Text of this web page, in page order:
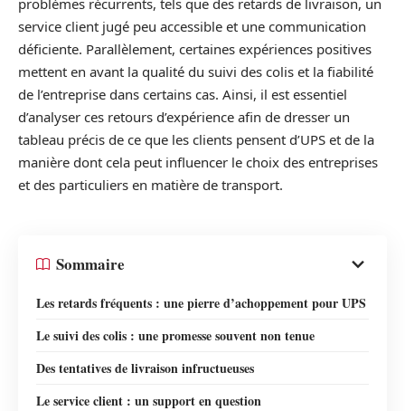
problèmes récurrents, tels que des retards de livraison, un
service client jugé peu accessible et une communication
déficiente. Parallèlement, certaines expériences positives
mettent en avant la qualité du suivi des colis et la fiabilité
de l’entreprise dans certains cas. Ainsi, il est essentiel
d’analyser ces retours d’expérience afin de dresser un
tableau précis de ce que les clients pensent d’UPS et de la
manière dont cela peut influencer le choix des entreprises
et des particuliers en matière de transport.
Sommaire
Les retards fréquents : une pierre d’achoppement pour UPS
Le suivi des colis : une promesse souvent non tenue
Des tentatives de livraison infructueuses
Le service client : un support en question